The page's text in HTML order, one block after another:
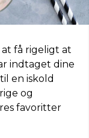
at få rigeligt at
indtaget dine
en iskold
og
favoritter